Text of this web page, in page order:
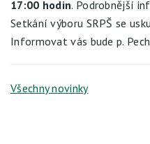
17:00 hodin. Podrobnější
Setkání výboru SRPŠ se
Informovat vás bude p.
Všechny novinky